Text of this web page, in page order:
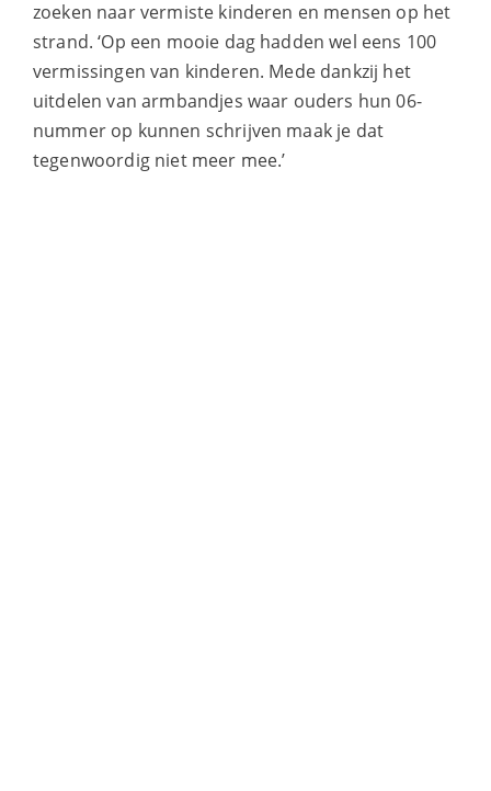
zoeken naar vermiste kinderen en mensen op het
strand. ‘Op een mooie dag hadden wel eens 100
vermissingen van kinderen. Mede dankzij het
uitdelen van armbandjes waar ouders hun 06-
nummer op kunnen schrijven maak je dat
tegenwoordig niet meer mee.’